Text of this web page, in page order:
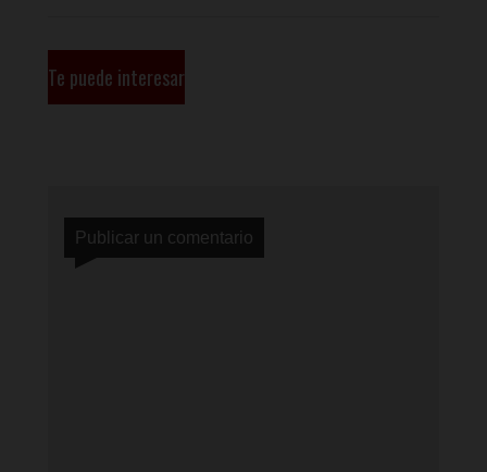
Te puede interesar
Publicar un comentario